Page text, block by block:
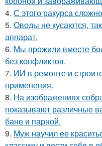
4. С этого ракурса
5. Оводы не кусаются, так
аппарат.
6. Мы прожили вместе
без конфликтов.
7. ИИ в ремонте и
применения.
8. На изображениях
показывают различные
бане и парной.
9. Муж научил ее